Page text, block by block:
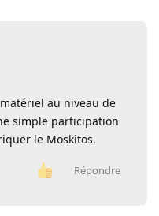
au niveau de
simple participation
le Moskitos.
Répondre